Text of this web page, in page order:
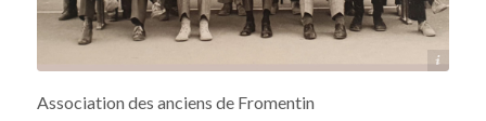
Association des anciens de Fromentin